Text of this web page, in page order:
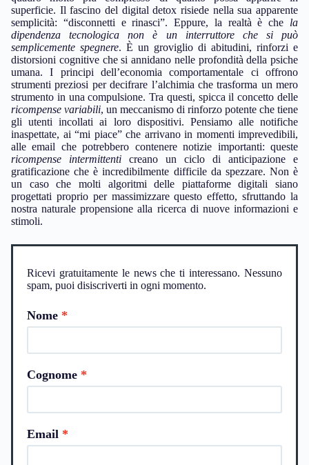
superficie. Il fascino del digital detox risiede nella sua apparente
semplicità: “disconnetti e rinasci”. Eppure, la realtà è che la
dipendenza tecnologica non è un interruttore che si può
semplicemente spegnere. È un groviglio di abitudini, rinforzi e
distorsioni cognitive che si annidano nelle profondità della psiche
umana. I principi dell’economia comportamentale ci offrono
strumenti preziosi per decifrare l’alchimia che trasforma un mero
strumento in una compulsione. Tra questi, spicca il concetto delle
ricompense variabili, un meccanismo di rinforzo potente che tiene
gli utenti incollati ai loro dispositivi. Pensiamo alle notifiche
inaspettate, ai “mi piace” che arrivano in momenti imprevedibili,
alle email che potrebbero contenere notizie importanti: queste
ricompense intermittenti creano un ciclo di anticipazione e
gratificazione che è incredibilmente difficile da spezzare. Non è
un caso che molti algoritmi delle piattaforme digitali siano
progettati proprio per massimizzare questo effetto, sfruttando la
nostra naturale propensione alla ricerca di nuove informazioni e
stimoli.
Ricevi gratuitamente le news che ti interessano. Nessuno
spam, puoi disiscriverti in ogni momento.
Nome
Cognome
Email